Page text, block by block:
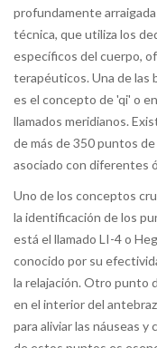
profundamente
técnica, que utiliza los
específicos del cuerpo,
terapéuticos. Una de las
es el concepto de 'qi' o
llamados meridianos.
de más de 350 puntos
asociado con diferentes
Uno de los conceptos
la identificación de los
está el llamado LI-4o
conocido por su
la relajación. Otro punto
en el interior del
para aliviar las náuseas y